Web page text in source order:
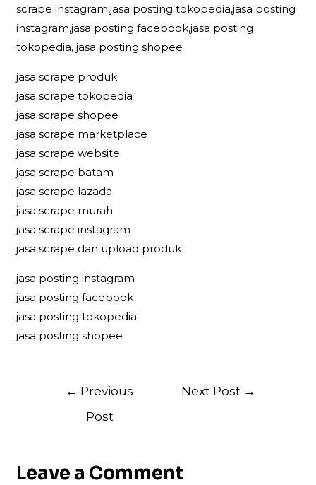
scrape instagram,jasa posting tokopedia,jasa posting
instagram,jasa posting facebook,jasa posting
tokopedia, jasa posting shopee
jasa scrape produk
jasa scrape tokopedia
jasa scrape shopee
jasa scrape marketplace
jasa scrape website
jasa scrape batam
jasa scrape lazada
jasa scrape murah
jasa scrape instagram
jasa scrape dan upload produk
jasa posting instagram
jasa posting facebook
jasa posting tokopedia
jasa posting shopee
Post
navigation
← Previous
Post
Next Post →
Leave a Comment